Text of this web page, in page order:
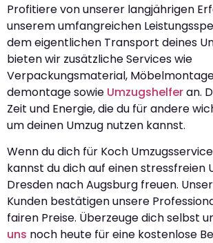
Profitiere von unserer langjährigen
unserem umfangreichen
dem eigentlichen Transport deines
bieten wir zusätzliche Services wie
Verpackungsmaterial,
demontage sowie Umzugshelferan.
Zeit und Energie, die du für andere
um deinen Umzug nutzen kannst.
Wenn du dich für Koch
kannst du dich auf einen stressfreien
Dresden nach Augsburg freuen.
Kunden bestätigen unsere
fairen Preise. Überzeuge dich selbst
uns noch heute für eine kostenlose